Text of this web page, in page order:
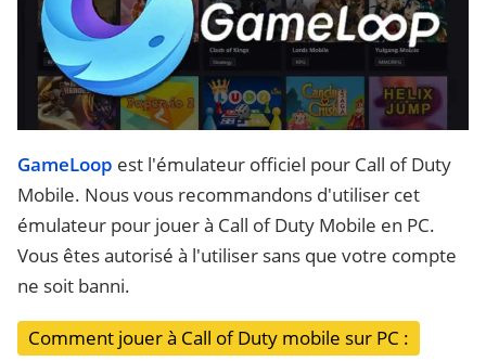
GameLoop est l'émulateur officiel pour Call of Duty
Mobile. Nous vous recommandons d'utiliser cet
émulateur pour jouer à Call of Duty Mobile en PC.
Vous êtes autorisé à l'utiliser sans que votre compte
ne soit banni.
Comment jouer à Call of Duty mobile sur PC :